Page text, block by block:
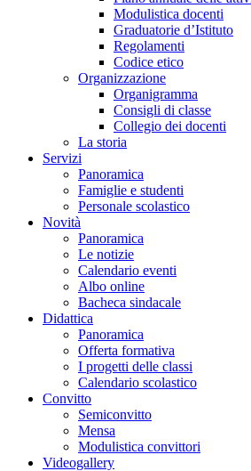
Modulistica docenti
Graduatorie d’Istituto
Regolamenti
Codice etico
Organizzazione
Organigramma
Consigli di classe
Collegio dei docenti
La storia
Servizi
Panoramica
Famiglie e studenti
Personale scolastico
Novità
Panoramica
Le notizie
Calendario eventi
Albo online
Bacheca sindacale
Didattica
Panoramica
Offerta formativa
I progetti delle classi
Calendario scolastico
Convitto
Semiconvitto
Mensa
Modulistica convittori
Videogallery